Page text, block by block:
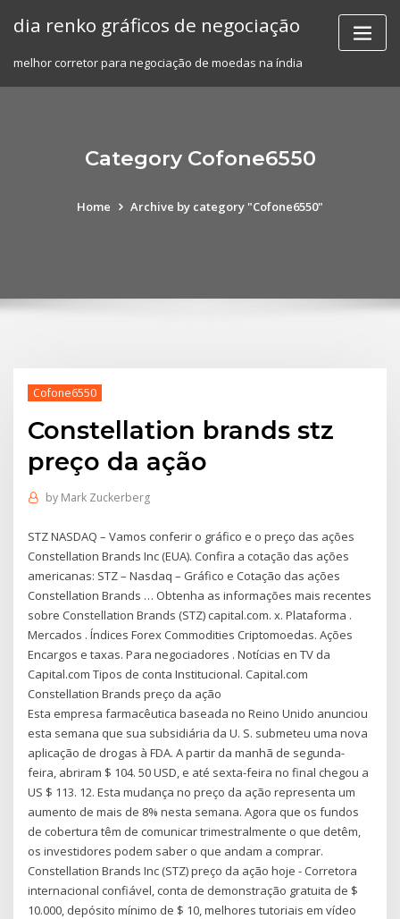
dia renko gráficos de negociação
melhor corretor para negociação de moedas na índia
Category Cofone6550
Home Archive by category "Cofone6550"
Cofone6550
Constellation brands stz
preço da ação
by Mark Zuckerberg
STZ NASDAQ – Vamos conferir o gráfico e o preço das ações
Constellation Brands Inc (EUA). Confira a cotação das ações
americanas: STZ – Nasdaq – Gráfico e Cotação das ações
Constellation Brands … Obtenha as informações mais recentes
sobre Constellation Brands (STZ) capital.com. x. Plataforma .
Mercados . Índices Forex Commodities Criptomoedas. Ações
Encargos e taxas. Para negociadores . Notícias en TV da
Capital.com Tipos de conta Institucional. Capital.com
Constellation Brands preço da ação
Esta empresa farmacêutica baseada no Reino Unido anunciou
esta semana que sua subsidiária da U. S. submeteu uma nova
aplicação de drogas à FDA. A partir da manhã de segunda-
feira, abriram $ 104. 50 USD, e até sexta-feira no final chegou a
US $ 113. 12. Esta mudança no preço da ação representa um
aumento de mais de 8% nesta semana. Agora que os fundos
de cobertura têm de comunicar trimestralmente o que detêm,
os investidores podem saber o que andam a comprar.
Constellation Brands Inc (STZ) preço da ação hoje - Corretora
internacional confiável, conta de demonstração gratuita de $
10.000, depósito mínimo de $ 10, melhores tutoriais em vídeo